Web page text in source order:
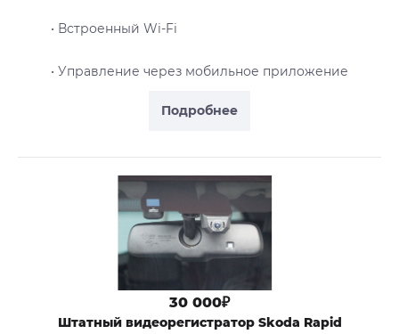
Подробнее
• Встроенный Wi-Fi
• Управление через мобильное приложение
30 000₽
Штатный видеорегистратор Skoda Rapid